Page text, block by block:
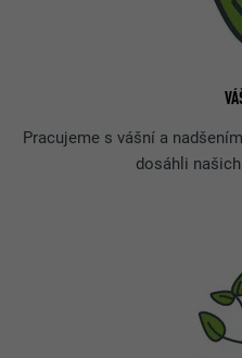
Pracujeme s vášní a
dosáhli